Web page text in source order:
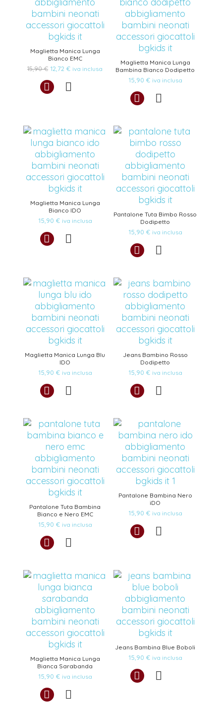
Maglietta Manica Lunga
Bianco EMC
15,90€ Il
originale
era:
12,72€Il
attuale
è:
iva inclusa
Maglietta Manica Lunga
Bambina Bianco Dodipetto
15,90 € iva inclusa
Maglietta Manica Lunga
Bianco IDO
15,90 € iva inclusa
Pantalone Tuta Bimbo Rosso
Dodipetto
15,90 € iva inclusa
Maglietta Manica Lunga Blu
IDO
15,90 € iva inclusa
Jeans Bambino Rosso
Dodipetto
15,90 € iva inclusa
Pantalone Tuta Bambina
Bianco e Nero EMC
15,90 € iva inclusa
Pantalone Bambina Nero
iDO
15,90 € iva inclusa
Maglietta Manica Lunga
Bianca Sarabanda
15,90 € iva inclusa
Jeans Bambina Blue Boboli
15,90 € iva inclusa